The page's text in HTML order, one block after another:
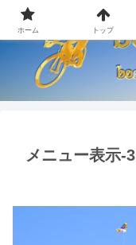
メニュー表示-3
ホーム トップ